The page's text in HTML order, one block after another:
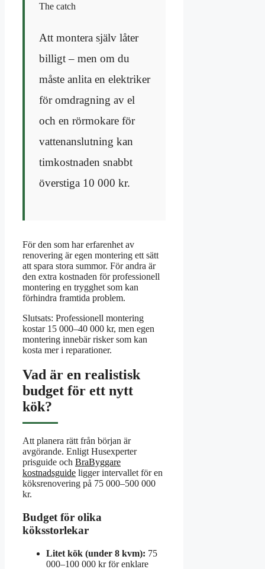
The catch
Att montera själv låter
billigt – men om du
måste anlita en elektriker
för omdragning av el
och en rörmokare för
vattenanslutning kan
timkostnaden snabbt
överstiga 10 000 kr.
För den som har erfarenhet av
renovering är egen montering ett sätt
att spara stora summor. För andra är
den extra kostnaden för professionell
montering en trygghet som kan
förhindra framtida problem.
Slutsats: Professionell montering
kostar 15 000–40 000 kr, men egen
montering innebär risker som kan
kosta mer i reparationer.
Vad är en realistisk
budget för ett nytt
kök?
Att planera rätt från början är
avgörande. Enligt Husexperter
prisguide och BraByggare
kostnadsguide ligger intervallet för en
köksrenovering på 75 000–500 000
kr.
Budget för olika
köksstorlekar
Litet kök (under 8 kvm): 75
000–100 000 kr för enklare